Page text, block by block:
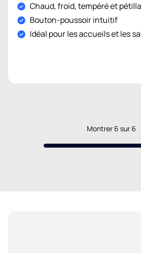
Chaud, froid, tempéré et
Bouton-poussoir intuitif
Idéal pour les accueils et les
Montrer 6 sur 6